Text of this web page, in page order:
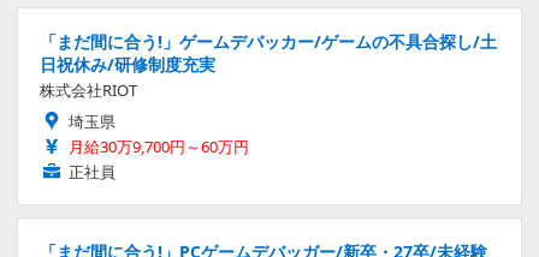
「まだ間に合う!」ゲームデバッカー/ゲームの不具合探し/土
日祝休み/研修制度充実
株式会社RIOT
埼玉県
月給30万9,700円～60万円
正社員
「まだ間に合う!」PCゲームデバッガー/新卒・27卒/未経験